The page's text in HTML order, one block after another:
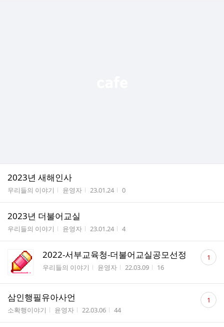
2023년 새해인사
게시판명
우리들의 이야기 작성자
윤영자 작성시간
23.01.24 조회수
0
2023년 더불어교실
게시판명
우리들의 이야기 작성자
윤영자 작성시간
23.01.24 조회수
4
2022-서부교육청-더불어교실공모선정
게시판명
우리들의 이야기 작성자
윤영자 작성시간
22.03.09 조회수
16
댓
글 1
삼인행필유아사언
게시판명
소확행이야기 작성자
윤영자 작성시간
22.03.06 조회수
44
댓
글 1